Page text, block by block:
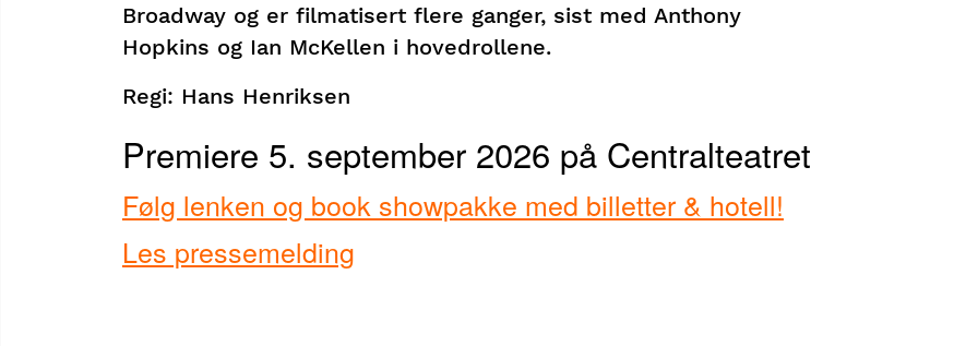
Broadway og er filmatisert flere ganger, sist med Anthony
Hopkins og Ian McKellen i hovedrollene.
Regi: Hans Henriksen
Premiere 5. september 2026 på Centralteatret
Følg lenken og book showpakke med billetter & hotell!
Les pressemelding